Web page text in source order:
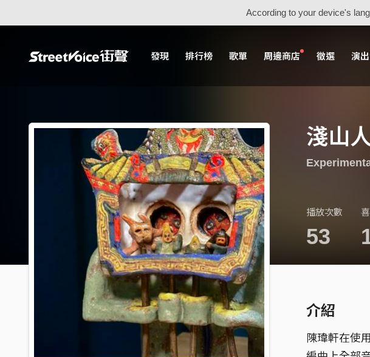
According to your device's
發現 排行榜 歌單 周邊商店 徵選 演
淺山
播放次數
53
介紹
陳瑋軒在使